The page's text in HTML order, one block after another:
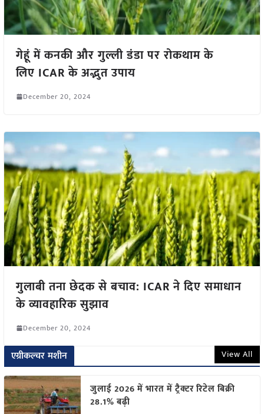
गेहूं में कनकी और गुल्ली डंडा पर रोकथाम के
लिए ICAR के अद्भुत उपाय
December 20, 2024
गुलाबी तना छेदक से बचाव: ICAR ने दिए समाधान
के व्यावहारिक सुझाव
December 20, 2024
एग्रीकल्चर मशीन View All
जुलाई 2026 में भारत में ट्रैक्टर रिटेल बिक्री
28.1% बढ़ी